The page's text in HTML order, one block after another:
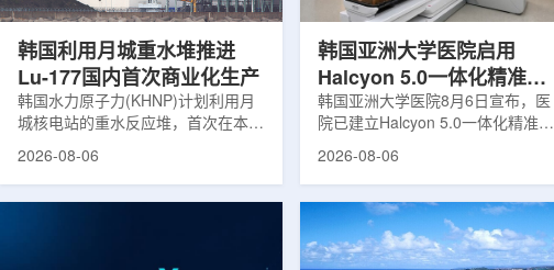
韩国利用月城重水堆推进
Lu-177国内首次商业化生产
韩国水力原子力(KHNP)计划利用月
城核电站的重水反应堆，首次在本土
生产用于癌症治疗的放射性同位素
2026-08-06
韩国亚洲大学医院启用
Halcyon 5.0一体化精准放
射治疗方案
韩国亚洲大学医院8月6日宣布，医
院已建立Halcyon 5.0一体化精准放
射治疗解决方案，并开始全面用于
实时运动管理整合到同一治疗流程
中，用于提升图像引导放射治疗的
准度和安全性。此次实施方案以
2026-08-06